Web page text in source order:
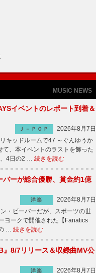
MUSIC NEWS
イベントのレポート到着＆
Ｊ－ＰＯＰ
2026年8月7日
キッドルームで47 ～ぐんゆうか
、本イベントのラストを飾った
4日の2 … 続きを読む
ーが総合優勝、賞金約1億
洋楽
2026年8月7日
・ビーバーだが、スポーツの世
ークで開催された【Fanatics
… 続きを読む
8/7リリース＆収録曲MV公
洋楽
2026年8月7日